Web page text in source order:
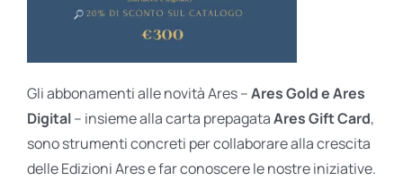
Gli abbonamenti alle novità Ares –Ares Gold e Ares
Digital– insieme alla carta prepagataAres Gift Card,
sono strumenti concreti per collaborare alla crescita
delle Edizioni Ares e far conoscere le nostre iniziative.